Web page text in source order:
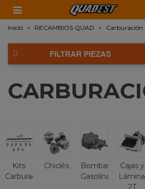
Inicio > RECAMBIOS QUAD > Carburación
FILTRAR PIEZAS
Kits
Carburación
Chiclés
Bombas
Gasolina
Cajas y
2T